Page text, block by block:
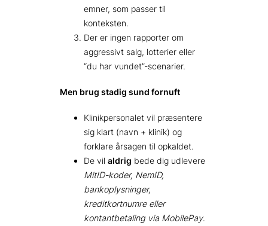
emner, som passer til
konteksten.
Der er ingen rapporter om
aggressivt salg, lotterier eller
“du har vundet”-scenarier.
Men brug stadig sund fornuft
Klinikpersonalet vil præsentere
sig klart (navn + klinik) og
forklare årsagen til opkaldet.
De vil aldrig bede dig udlevere
MitID-koder, NemID,
bankoplysninger,
kreditkortnumre eller
kontantbetaling via MobilePay.